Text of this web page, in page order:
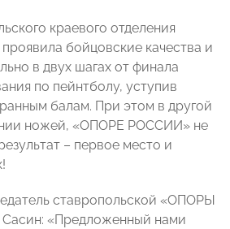
краевого отделения
бойцовские качества и
в двух шагах от финала
по пейнтболу, уступив
балам. При этом в другой
ножей, «ОПОРЕ РОССИИ» не
– первое место и
ставропольской «ОПОРЫ
«Предложенный нами